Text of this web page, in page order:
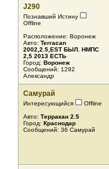
J290
Познавший Истину
Offline
Расположение: Воронеж
Авто: Terracan
2002,2.5,EST БЫЛ. НМПС
2,5 2013 ЕСТЬ
Город: Воронеж
Сообщений: 1292
Александр
Самурай
Интересующийся
Offline
Авто: Терракан 2.5
Город: Краснодар
Сообщений: 36 Самурай